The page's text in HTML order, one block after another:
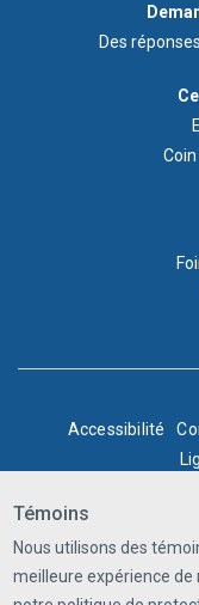
pharmacien
Des
BOTTOM
FOOTER
Accessibilité
© Express Scripts
Témoins
Nous utilisons des
meilleure expérience